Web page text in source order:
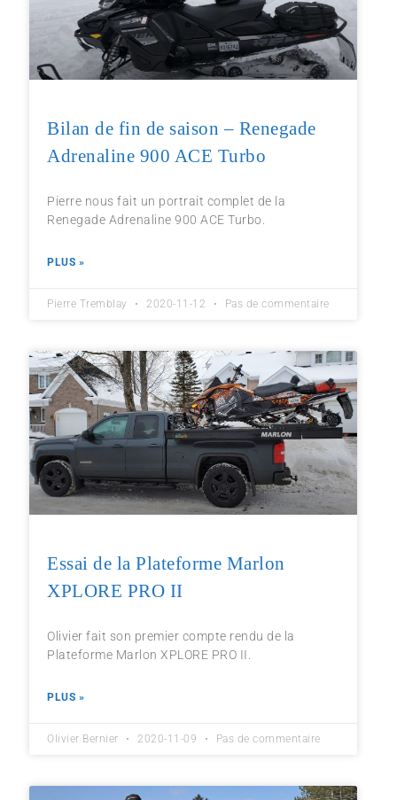
Bilan de fin de saison – Renegade
Adrenaline 900 ACE Turbo
Pierre nous fait un portrait complet de la
Renegade Adrenaline 900 ACE Turbo.
PLUS »
Pierre Tremblay 2020-11-12 Pas de commentaire
Essai de la Plateforme Marlon
XPLORE PRO II
Olivier fait son premier compte rendu de la
Plateforme Marlon XPLORE PRO II.
PLUS »
Olivier Bernier 2020-11-09 Pas de commentaire